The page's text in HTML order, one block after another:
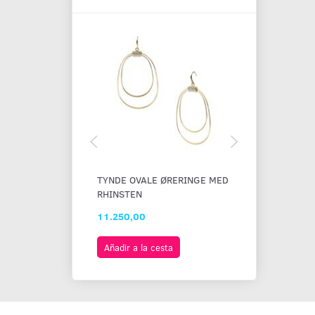
TYNDE OVALE ØRERINGE MED
RHINSTEN
11.250,00
Añadir a la cesta